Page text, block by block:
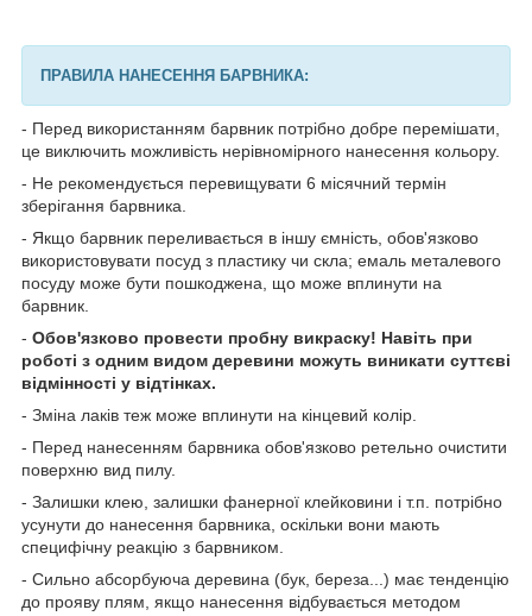
ПРАВИЛА НАНЕСЕННЯ БАРВНИКА:
- Перед використанням барвник потрібно добре перемішати,
це виключить можливість нерівномірного нанесення кольору.
- Не рекомендується перевищувати 6 місячний термін
зберігання барвника.
- Якщо барвник переливається в іншу ємність, обов'язково
використовувати посуд з пластику чи скла; емаль металевого
посуду може бути пошкоджена, що може вплинути на
барвник.
- Обов'язково провести пробну викраску! Навіть при
роботі з одним видом деревини можуть виникати суттєві
відмінності у відтінках.
- Зміна лаків теж може вплинути на кінцевий колір.
- Перед нанесенням барвника обов'язково ретельно очистити
поверхню вид пилу.
- Залишки клею, залишки фанерної клейковини і т.п. потрібно
усунути до нанесення барвника, оскільки вони мають
специфічну реакцію з барвником.
- Сильно абсорбуюча деревина (бук, береза...) має тенденцію
до прояву плям, якщо нанесення відбувається методом